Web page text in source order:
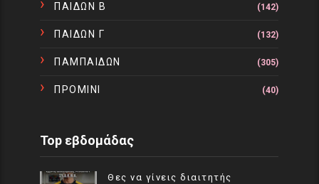
ΠΑΙΔΩΝ Β (142)
ΠΑΙΔΩΝ Γ (132)
ΠΑΜΠΑΙΔΩΝ (305)
ΠΡΟΜΙΝΙ (40)
Top εβδομάδας
Θες να γίνεις διαιτητής